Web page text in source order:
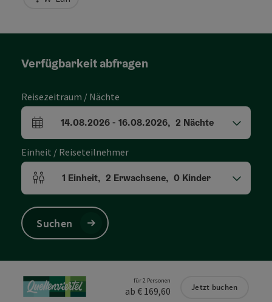
Verfügbarkeit abfragen
Reisezeitraum / Nächte
An- und Abreisefelder
14.08.2026- 16.08.2026, 2 Nächte
Einheit / Reiseteilnehmer
Einheitenanzahl und Personenfelder
1 Einheit, 2 Erwachsene, 0 Kinder
Suchen
für 2 Personen
ab € 169,60 Jetzt buchen